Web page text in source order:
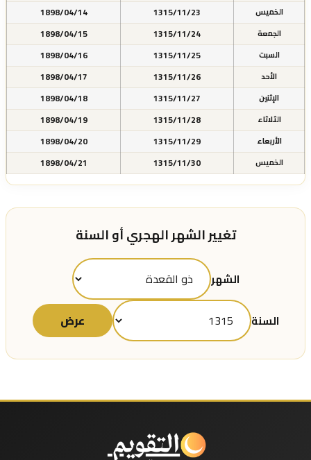
الخميس 1315/11/23
1898/04/14
الجمعة 1315/11/24
1898/04/15
السبت 1315/11/25
1898/04/16
الأحد 1315/11/26
1898/04/17
الإثنين 1315/11/27
1898/04/18
الثلاثاء 1315/11/28
1898/04/19
الأربعاء 1315/11/29
1898/04/20
الخميس 1315/11/30
1898/04/21
تغيير الشهر الهجري أو السنة
الشهر
السنة عرض